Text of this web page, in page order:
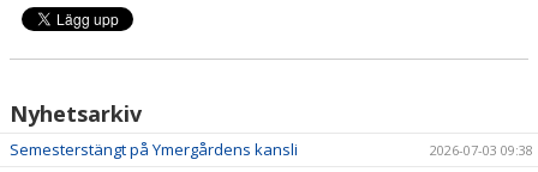
Nyhetsarkiv
Semesterstängt på Ymergårdens kansli 2026-07-03 09:38